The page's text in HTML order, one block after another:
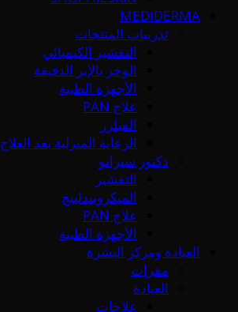
MEDIDERMA
تدريبات المنتجات
التقشير الكيميائي
الوخز بالإبر الدقيقة
الأجهزة الطبية
علاج PAN
الفيلرز
الرعاية المنزلية بعد العلاج
دكتور سيرانو
التقشير
الميكرونيدلينج
علاج PAN
الأجهزة الطبية
العيادة ومركز البشرة
مقرات
العيادة
علاجات